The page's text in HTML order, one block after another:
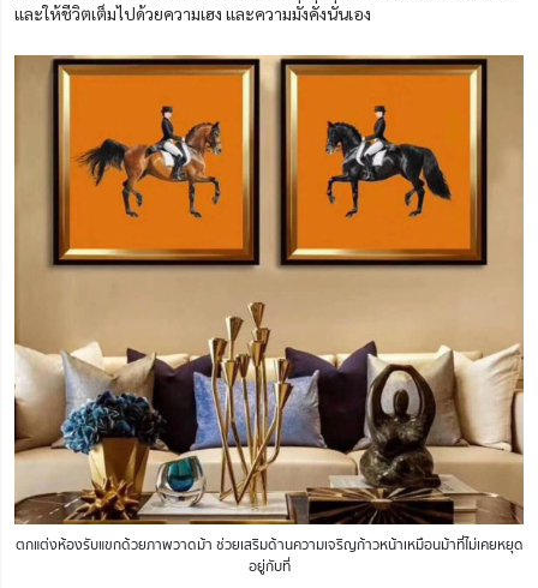
และให้ชีวิตเต็มไปด้วยความเฮง และความมั่งคั่งนั่นเอง
ตกแต่งห้องรับแขกด้วยภาพวาดม้า ช่วยเสริมด้านความเจริญก้าวหน้าเหมือนม้าที่ไม่เคยหยุด
อยู่กับที่